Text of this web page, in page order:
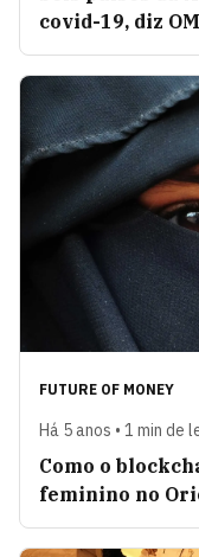
covid-19, diz
FUTURE OF MONEY
Há 5 anos • 1 min de
Como o
feminino no